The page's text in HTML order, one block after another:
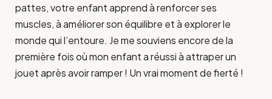
pattes, votre enfant apprend à renforcer ses
muscles, à améliorer son équilibre et à explorer le
monde qui l’entoure. Je me souviens encore de la
première fois où mon enfant a réussi à attraper un
jouet après avoir ramper ! Un vrai moment de fierté !